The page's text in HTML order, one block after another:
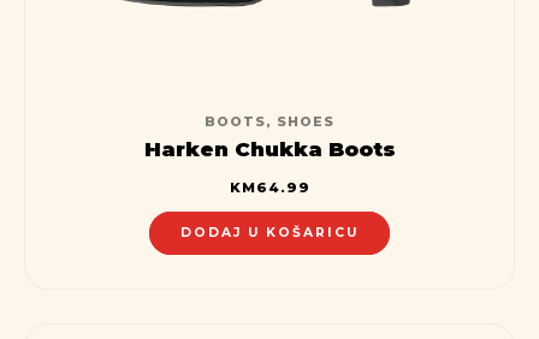
BOOTS, SHOES
Harken Chukka Boots
KM64.99
DODAJ U KOŠARICU